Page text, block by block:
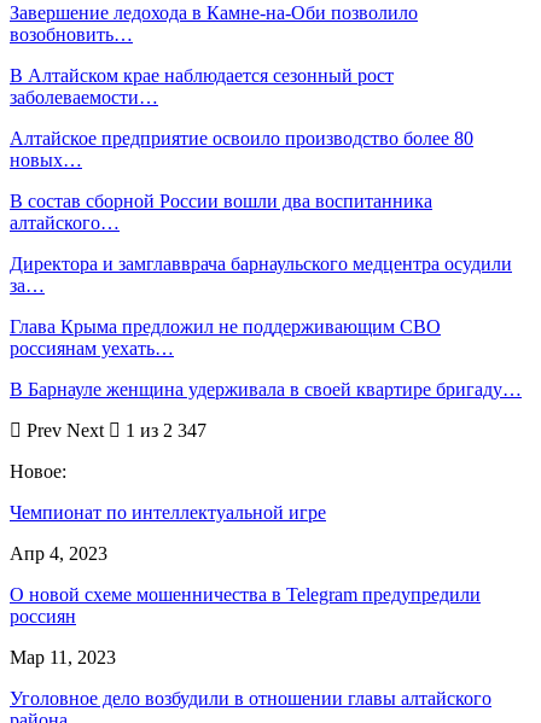
Завершение ледохода в Камне-на-Оби позволило
возобновить…
В Алтайском крае наблюдается сезонный рост
заболеваемости…
Алтайское предприятие освоило производство более 80
новых…
В состав сборной России вошли два воспитанника
алтайского…
Директора и замглавврача барнаульского медцентра осудили
за…
Глава Крыма предложил не поддерживающим СВО
россиянам уехать…
В Барнауле женщина удерживала в своей квартире бригаду…
Prev Next
1 из 2 347
Новое:
Чемпионат по интеллектуальной игре
Апр 4, 2023
О новой схеме мошенничества в Telegram предупредили
россиян
Мар 11, 2023
Уголовное дело возбудили в отношении главы алтайского